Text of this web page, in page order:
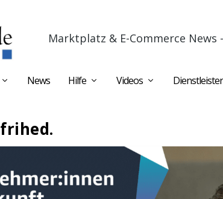
Marktplatz & E-Commerce
News Hilfe Videos Dienstleister
frihed.